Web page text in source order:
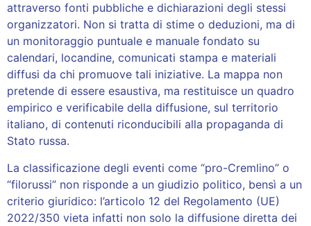
attraverso fonti pubbliche e dichiarazioni degli stessi
organizzatori. Non si tratta di stime o deduzioni, ma di
un monitoraggio puntuale e manuale fondato su
calendari, locandine, comunicati stampa e materiali
diffusi da chi promuove tali iniziative. La mappa non
pretende di essere esaustiva, ma restituisce un quadro
empirico e verificabile della diffusione, sul territorio
italiano, di contenuti riconducibili alla propaganda di
Stato russa.
La classificazione degli eventi come “pro-Cremlino” o
“filorussi” non risponde a un giudizio politico, bensì a un
criterio giuridico: l’articolo 12 del Regolamento (UE)
2022/350 vieta infatti non solo la diffusione diretta dei